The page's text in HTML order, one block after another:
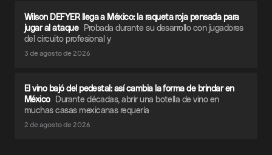
Wilson DEFYER llega a México: la raqueta roja pensada para
jugar al ataque Probada durante su desarrollo con jugadores
del circuito profesional y
3 de agosto de 2026
El vino bajó del pedestal: así cambia la forma de brindar en
México Durante décadas, abrir una botella de vino en
muchas casas mexicanas requería
2 de agosto de 2026